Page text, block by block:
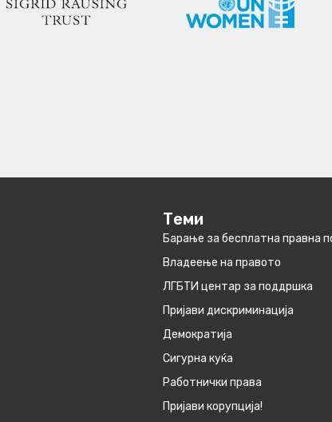
Теми
Барање за бесплатна правна
Владеење на правото
ЛГБТИ центар за поддршка
Пријави дискриминација
Демократија
Сигурна куќа
Работнички права
Пријави корупција!